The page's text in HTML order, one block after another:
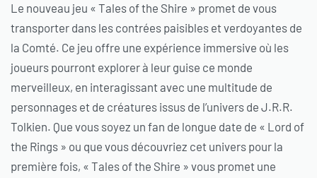
Le nouveau jeu « Tales of the Shire » promet de vous
transporter dans les contrées paisibles et verdoyantes de
la Comté. Ce jeu offre une expérience immersive où les
joueurs pourront explorer à leur guise ce monde
merveilleux, en interagissant avec une multitude de
personnages et de créatures issus de l’univers de J.R.R.
Tolkien. Que vous soyez un fan de longue date de « Lord of
the Rings » ou que vous découvriez cet univers pour la
première fois, « Tales of the Shire » vous promet une